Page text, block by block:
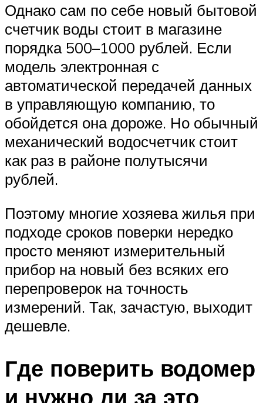
Однако сам по себе новый бытовой
счетчик воды стоит в магазине
порядка 500–1000 рублей. Если
модель электронная с
автоматической передачей данных
в управляющую компанию, то
обойдется она дороже. Но обычный
механический водосчетчик стоит
как раз в районе полутысячи
рублей.
Поэтому многие хозяева жилья при
подходе сроков поверки нередко
просто меняют измерительный
прибор на новый без всяких его
перепроверок на точность
измерений. Так, зачастую, выходит
дешевле.
Где поверить водомер
и нужно ли за это